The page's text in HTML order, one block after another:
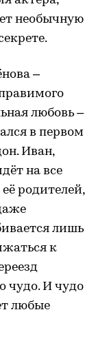
необычную
–
любовь –
в первом
Иван,
на все
родителей,
лишь
к
чудо. И чудо
любые